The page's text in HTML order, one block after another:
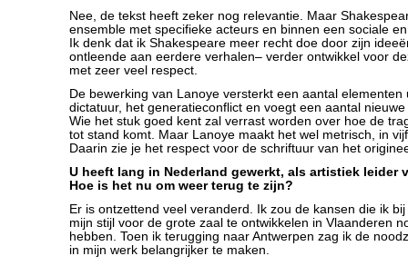
Nee, de tekst heeft zeker nog relevantie. Maar
ensemble met specifieke acteurs en binnen een sociale
Ik denk dat ik Shakespeare meer recht doe door zijn
ontleende aan eerdere verhalen– verder ontwikkel voor
met zeer veel respect.
De bewerking van Lanoye versterkt een aantal elementen
dictatuur, het generatieconflict en voegt een aantal
Wie het stuk goed kent zal verrast worden over hoe de
tot stand komt. Maar Lanoye maakt het wel metrisch, in
Daarin zie je het respect voor de schriftuur van het
U heeft lang in Nederland gewerkt, als artistiek leider
Hoe is het nu om weer terug te zijn?
Er is ontzettend veel veranderd. Ik zou de kansen die ik
mijn stijl voor de grote zaal te ontwikkelen in Vlaanderen
hebben. Toen ik terugging naar Antwerpen zag ik de
in mijn werk belangrijker te maken.